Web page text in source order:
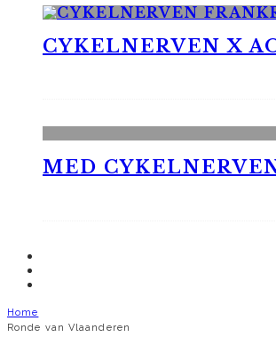
CYKELNERVEN X
MED
Home
Ronde van Vlaanderen